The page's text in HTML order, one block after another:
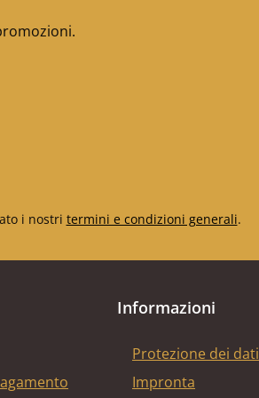
i nostri termini e condizioni generali.
Informazioni
Protezione dei dati
Impronta